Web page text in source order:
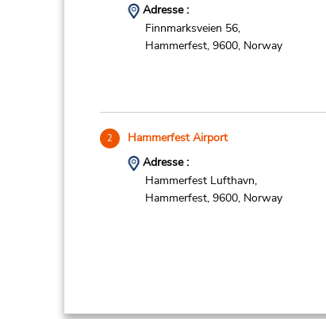
Adresse :
Finnmarksveien 56,
Hammerfest, 9600, Norway
2 Hammerfest Airport
Adresse :
Hammerfest Lufthavn,
Hammerfest, 9600, Norway